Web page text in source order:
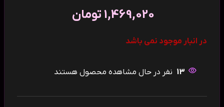
1,469,020تومان
در انبار موجود نمی باشد
13 نفر در حال مشاهده محصول هستند